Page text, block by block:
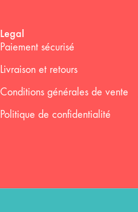
Legal
Paiement sécurisé
Livraison et retours
Conditions générales de vente
Politique de confidentialité